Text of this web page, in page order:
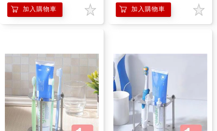
加入購物車 加入購物車